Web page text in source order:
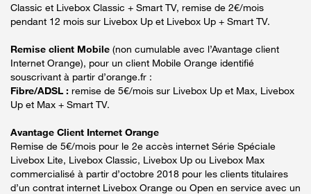
Classic et Livebox Classic + Smart TV, remise de 2€/mois
pendant 12 mois sur Livebox Up et Livebox Up + Smart TV.
Remise client Mobile (non cumulable avec l’Avantage client
Internet Orange), pour un client Mobile Orange identifié
souscrivant à partir d’orange.fr :
Fibre/ADSL : remise de 5€/mois sur Livebox Up et Max, Livebox
Up et Max + Smart TV.
Avantage Client Internet Orange
Remise de 5€/mois pour le 2e accès internet Série Spéciale
Livebox Lite, Livebox Classic, Livebox Up ou Livebox Max
commercialisé à partir d’octobre 2018 pour les clients titulaires
d’un contrat internet Livebox Orange ou Open en service avec un